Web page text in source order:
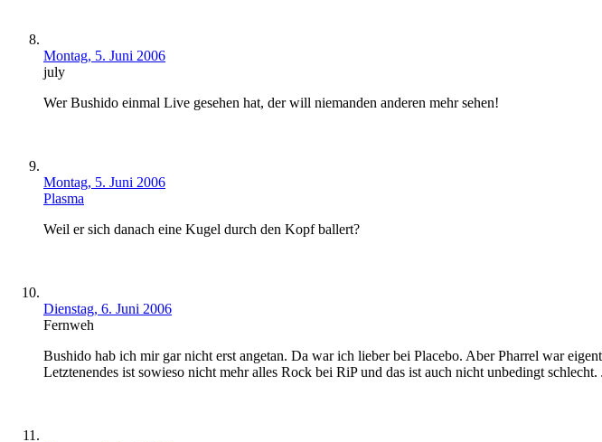
Montag, 5. Juni 2006
july
Wer Bushido einmal Live gesehen hat, der will niemanden anderen mehr sehen!
Montag, 5. Juni 2006
Plasma
Weil er sich danach eine Kugel durch den Kopf ballert?
Dienstag, 6. Juni 2006
Fernweh
Bushido hab ich mir gar nicht erst angetan. Da war ich lieber bei Placebo. Aber Pharrel war
Letztenendes ist sowieso nicht mehr alles Rock bei RiP und das ist auch nicht unbedingt